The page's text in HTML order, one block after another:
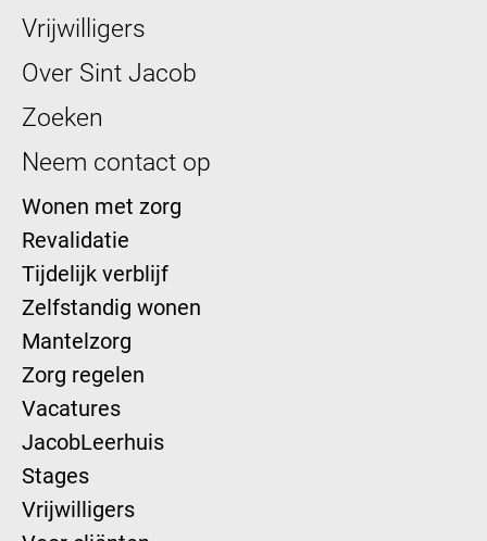
Vrijwilligers
Over Sint Jacob
Zoeken
Neem contact op
Wonen met zorg
Revalidatie
Tijdelijk verblijf
Zelfstandig wonen
Mantelzorg
Zorg regelen
Vacatures
JacobLeerhuis
Stages
Vrijwilligers